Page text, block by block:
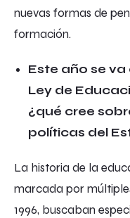
nuevas formas de
formación.
Este año se
Ley de
¿qué cree
políticas del
La historia de la
marcada por
1996, buscaban